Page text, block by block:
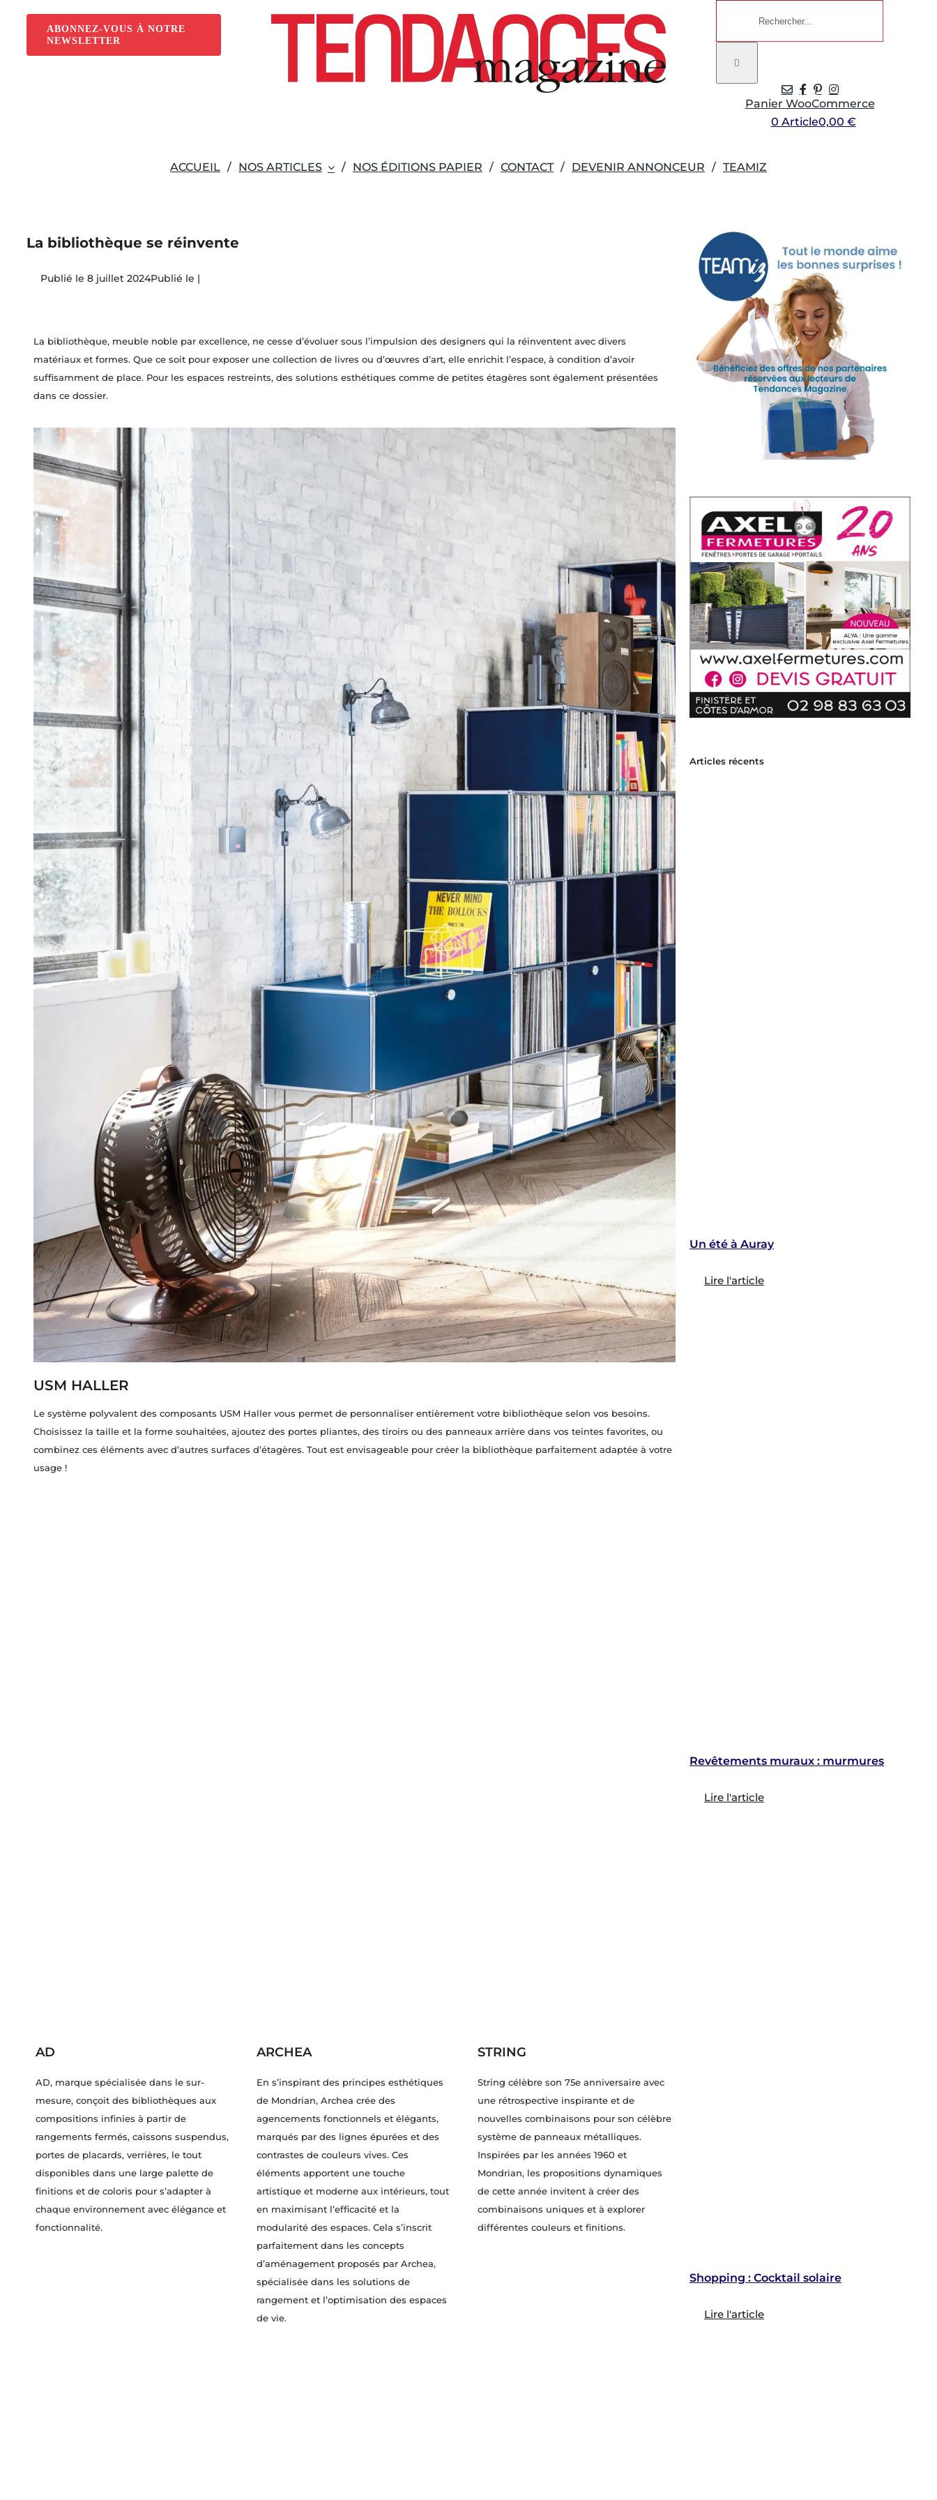
ABONNEZ-VOUS À NOTRE
NEWSLETTER
Panier WooCommerce
0 Article0,00 €
ACCUEIL NOS ARTICLES NOS ÉDITIONS PAPIER CONTACT DEVENIR ANNONCEUR TEAMIZ
La bibliothèque se réinvente
8 juillet 2024 |
La bibliothèque, meuble noble par excellence, ne cesse d’évoluer sous l’impulsion des designers qui la réinventent avec divers
matériaux et formes. Que ce soit pour exposer une collection de livres ou d’œuvres d’art, elle enrichit l’espace, à condition d’avoir
suffisamment de place. Pour les espaces restreints, des solutions esthétiques comme de petites étagères sont également présentées
dans ce dossier.
USM HALLER
Le système polyvalent des composants USM Haller vous permet de personnaliser entièrement votre bibliothèque selon vos besoins.
Choisissez la taille et la forme souhaitées, ajoutez des portes pliantes, des tiroirs ou des panneaux arrière dans vos teintes favorites, ou
combinez ces éléments avec d’autres surfaces d’étagères. Tout est envisageable pour créer la bibliothèque parfaitement adaptée à votre
usage !
AD
AD, marque spécialisée dans le sur-
mesure, conçoit des bibliothèques aux
compositions infinies à partir de
rangements fermés, caissons suspendus,
portes de placards, verrières, le tout
disponibles dans une large palette de
finitions et de coloris pour s’adapter à
chaque environnement avec élégance et
fonctionnalité.
ARCHEA
En s’inspirant des principes esthétiques
de Mondrian, Archea crée des
agencements fonctionnels et élégants,
marqués par des lignes épurées et des
contrastes de couleurs vives. Ces
éléments apportent une touche
artistique et moderne aux intérieurs, tout
en maximisant l’efficacité et la
modularité des espaces. Cela s’inscrit
parfaitement dans les concepts
d’aménagement proposés par Archea,
spécialisée dans les solutions de
rangement et l’optimisation des espaces
de vie.
STRING
String célèbre son 75e anniversaire avec
une rétrospective inspirante et de
nouvelles combinaisons pour son célèbre
système de panneaux métalliques.
Inspirées par les années 1960 et
Mondrian, les propositions dynamiques
de cette année invitent à créer des
combinaisons uniques et à explorer
différentes couleurs et finitions.
Articles récents
Un été à Auray
Lire l'article
Revêtements muraux : murmures
Lire l'article
Shopping : Cocktail solaire
Lire l'article